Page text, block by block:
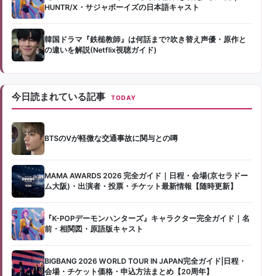
HUNTR/X・サジャボーイズの日本語キャスト
韓国ドラマ『鉄槌教師』は何話まで?吹き替え声優・原作と
の違いを解説(Netflix視聴ガイド)
今日読まれている記事 TODAY
BTSのVが軽微な交通事故に関与との噂
MAMA AWARDS 2026 完全ガイド｜日程・会場(京セラドー
ム大阪)・出演者・投票・チケット最新情報【随時更新】
『K-POPデーモンハンターズ』キャラクター完全ガイド｜名
前・相関図・原語版キャスト
BIGBANG 2026 WORLD TOUR IN JAPAN完全ガイド|日程・
会場・チケット価格・申込方法まとめ【20周年】